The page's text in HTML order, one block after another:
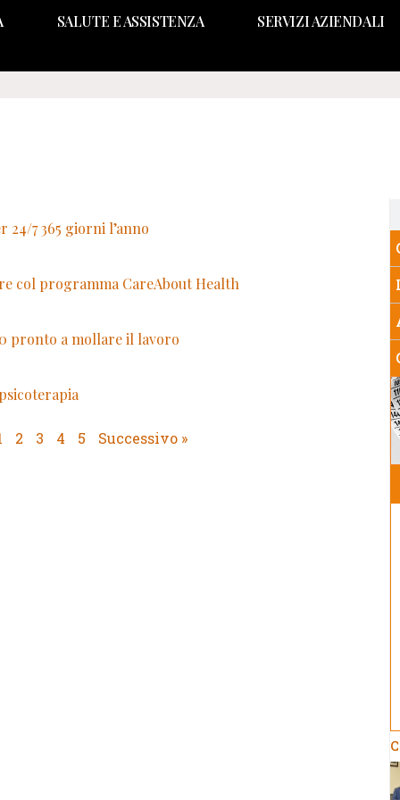
SALUTE E ASSISTENZA SERVIZI AZIENDALI
24/7 365 giorni l’anno
col programma CareAbout Health
pronto a mollare il lavoro
2 3 4 5 Successivo »